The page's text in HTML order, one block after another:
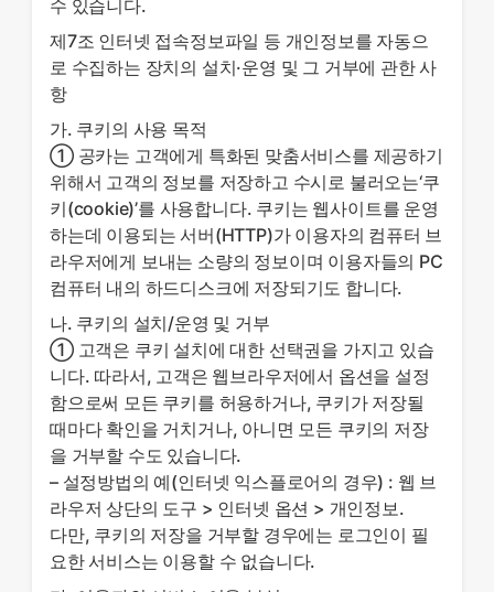
수 있습니다.
제7조 인터넷 접속정보파일 등 개인정보를 자동으
로 수집하는 장치의 설치·운영 및 그 거부에 관한 사
항
가. 쿠키의 사용 목적
① 공카는 고객에게 특화된 맞춤서비스를 제공하기
위해서 고객의 정보를 저장하고 수시로 불러오는‘쿠
키(cookie)’를 사용합니다. 쿠키는 웹사이트를 운영
하는데 이용되는 서버(HTTP)가 이용자의 컴퓨터 브
라우저에게 보내는 소량의 정보이며 이용자들의 PC
컴퓨터 내의 하드디스크에 저장되기도 합니다.
나. 쿠키의 설치/운영 및 거부
① 고객은 쿠키 설치에 대한 선택권을 가지고 있습
니다. 따라서, 고객은 웹브라우저에서 옵션을 설정
함으로써 모든 쿠키를 허용하거나, 쿠키가 저장될
때마다 확인을 거치거나, 아니면 모든 쿠키의 저장
을 거부할 수도 있습니다.
– 설정방법의 예(인터넷 익스플로어의 경우) : 웹 브
라우저 상단의 도구 > 인터넷 옵션 > 개인정보.
다만, 쿠키의 저장을 거부할 경우에는 로그인이 필
요한 서비스는 이용할 수 없습니다.